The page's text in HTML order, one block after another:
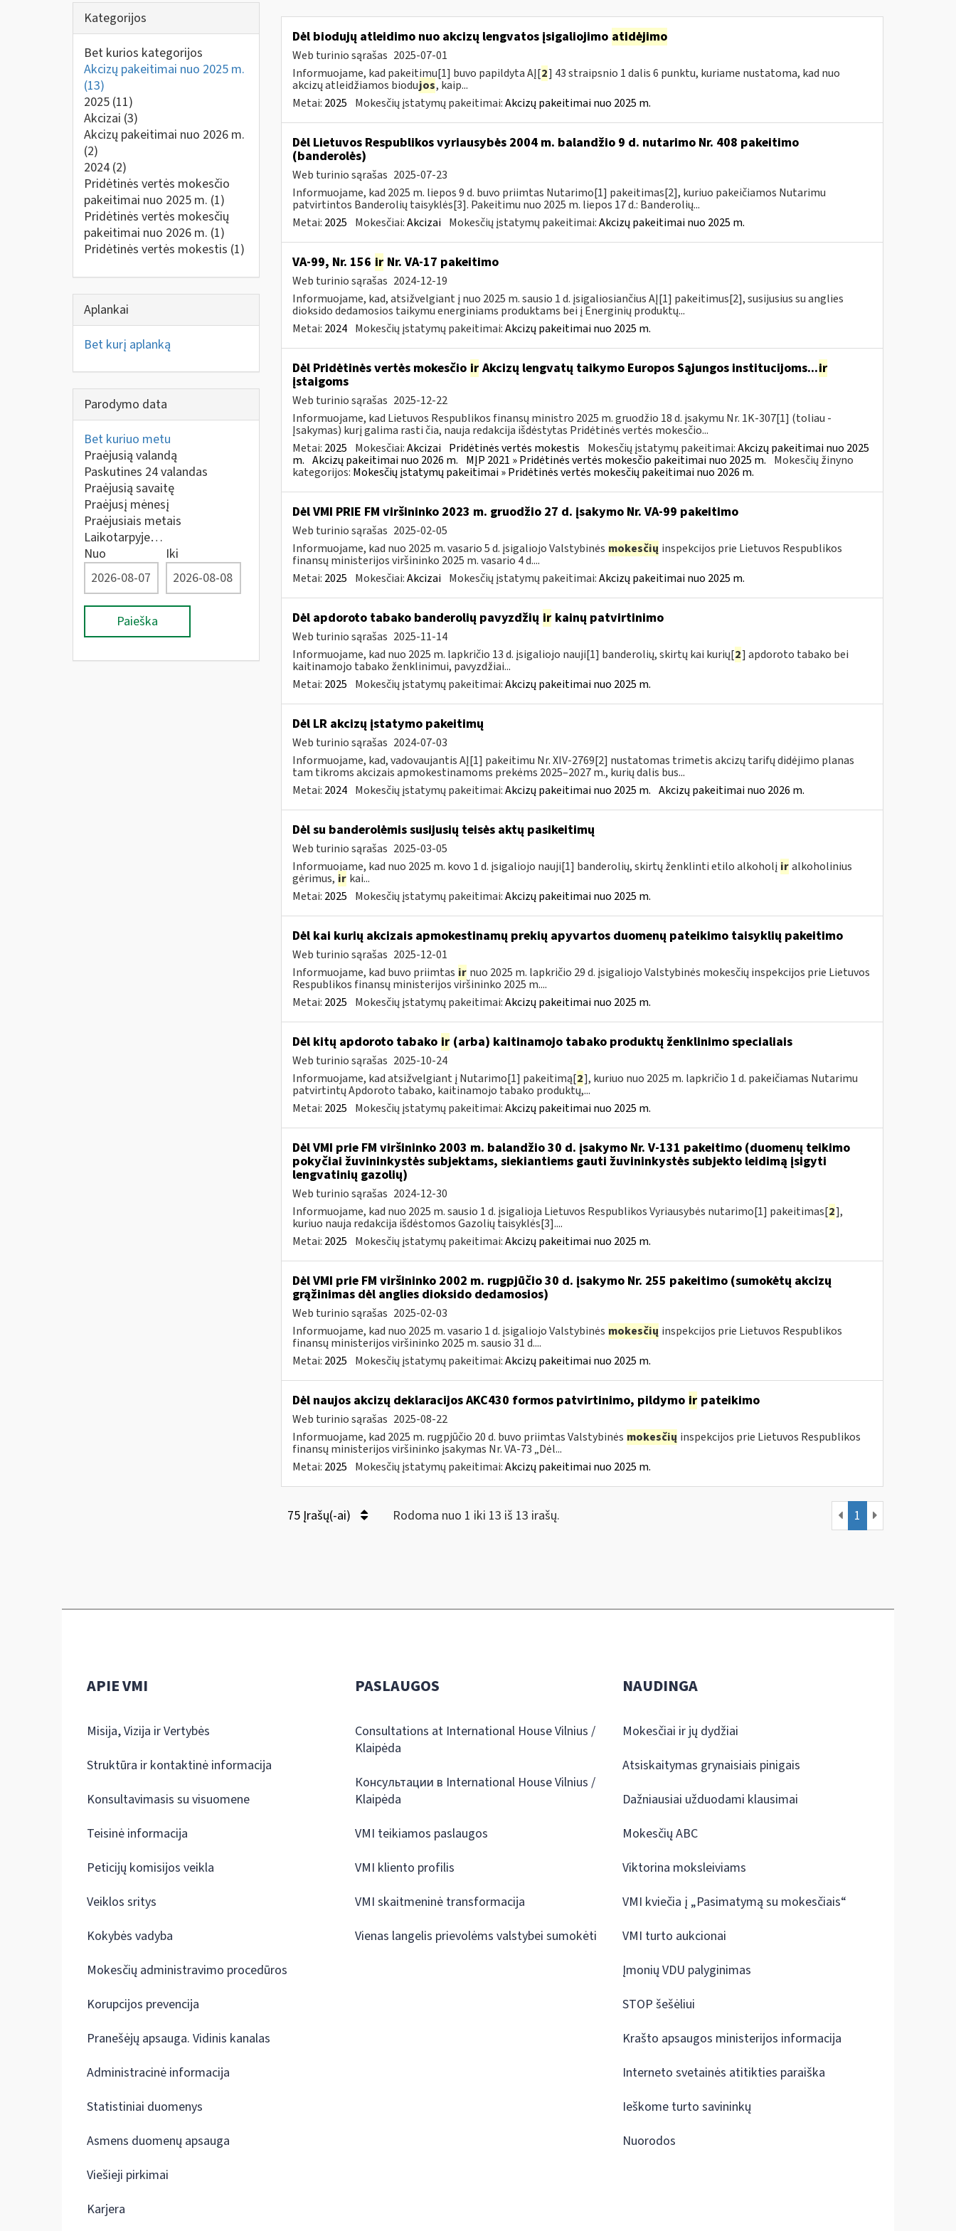
Kategorijos
Bet kurios kategorijos
Akcizų pakeitimai nuo 2025 m.
(13)
2025 (11)
Akcizai (3)
Akcizų pakeitimai nuo 2026 m.
(2)
2024 (2)
Pridėtinės vertės mokesčio
pakeitimai nuo 2025 m. (1)
Pridėtinės vertės mokesčių
pakeitimai nuo 2026 m. (1)
Pridėtinės vertės mokestis (1)
Aplankai
Bet kurį aplanką
Parodymo data
Bet kuriuo metu
Praėjusią valandą
Paskutines 24 valandas
Praėjusią savaitę
Praėjusį mėnesį
Praėjusiais metais
Laikotarpyje…
Nuo
Iki
Paieška
Dėl biodujų atleidimo nuo akcizų lengvatos įsigaliojimo atidėjimo
Web turinio sąrašas 2025-07-01
Informuojame, kad pakeitimu[1] buvo papildyta AĮ[2] 43 straipsnio 1 dalis 6 punktu, kuriame nustatoma, kad nuo
akcizų atleidžiamos biodujos, kaip...
Metai: 2025 Mokesčių įstatymų pakeitimai:Akcizų pakeitimai nuo 2025 m.
Dėl Lietuvos Respublikos vyriausybės 2004 m. balandžio 9 d. nutarimo Nr. 408 pakeitimo
(banderolės)
Web turinio sąrašas 2025-07-23
Informuojame, kad 2025 m. liepos 9 d. buvo priimtas Nutarimo[1] pakeitimas[2], kuriuo pakeičiamos Nutarimu
patvirtintos Banderolių taisyklės[3]. Pakeitimu nuo 2025 m. liepos 17 d.: Banderolių...
Metai: 2025 Mokesčiai:Akcizai Mokesčių įstatymų pakeitimai:Akcizų pakeitimai nuo 2025 m.
VA-99, Nr. 156 irNr. VA-17 pakeitimo
Web turinio sąrašas 2024-12-19
Informuojame, kad, atsižvelgiant į nuo 2025 m. sausio 1 d. įsigaliosiančius AĮ[1] pakeitimus[2], susijusius su anglies
dioksido dedamosios taikymu energiniams produktams bei į Energinių produktų...
Metai: 2024 Mokesčių įstatymų pakeitimai:Akcizų pakeitimai nuo 2025 m.
Dėl Pridėtinės vertės mokesčio irAkcizų lengvatų taikymo Europos Sąjungos institucijoms...ir
įstaigoms
Web turinio sąrašas 2025-12-22
Informuojame, kad Lietuvos Respublikos finansų ministro 2025 m. gruodžio 18 d. įsakymu Nr. 1K-307[1] (toliau -
Įsakymas) kurį galima rasti čia, nauja redakcija išdėstytas Pridėtinės vertės mokesčio...
Metai: 2025 Mokesčiai:Akcizai Pridėtinės vertės mokestis Mokesčių įstatymų pakeitimai:Akcizų pakeitimai nuo 2025
m. Akcizų pakeitimai nuo 2026 m. MĮP 2021 » Pridėtinės vertės mokesčio pakeitimai nuo 2025 m. Mokesčių žinyno
kategorijos: Mokesčių įstatymų pakeitimai » Pridėtinės vertės mokesčių pakeitimai nuo 2026 m.
Dėl VMI PRIE FM viršininko 2023 m. gruodžio 27 d. įsakymo Nr. VA-99 pakeitimo
Web turinio sąrašas 2025-02-05
Informuojame, kad nuo 2025 m. vasario 5 d. įsigaliojo Valstybinės mokesčių inspekcijos prie Lietuvos Respublikos
finansų ministerijos viršininko 2025 m. vasario 4 d....
Metai: 2025 Mokesčiai:Akcizai Mokesčių įstatymų pakeitimai:Akcizų pakeitimai nuo 2025 m.
Dėl apdoroto tabako banderolių pavyzdžių irkainų patvirtinimo
Web turinio sąrašas 2025-11-14
Informuojame, kad nuo 2025 m. lapkričio 13 d. įsigaliojo nauji[1] banderolių, skirtų kai kurių[2] apdoroto tabako bei
kaitinamojo tabako ženklinimui, pavyzdžiai...
Metai: 2025 Mokesčių įstatymų pakeitimai:Akcizų pakeitimai nuo 2025 m.
Dėl LR akcizų įstatymo pakeitimų
Web turinio sąrašas 2024-07-03
Informuojame, kad, vadovaujantis AĮ[1] pakeitimu Nr. XIV-2769[2] nustatomas trimetis akcizų tarifų didėjimo planas
tam tikroms akcizais apmokestinamoms prekėms 2025–2027 m., kurių dalis bus...
Metai: 2024 Mokesčių įstatymų pakeitimai:Akcizų pakeitimai nuo 2025 m. Akcizų pakeitimai nuo 2026 m.
Dėl su banderolėmis susijusių teisės aktų pasikeitimų
Web turinio sąrašas 2025-03-05
Informuojame, kad nuo 2025 m. kovo 1 d. įsigaliojo nauji[1] banderolių, skirtų ženklinti etilo alkoholį ir alkoholinius
gėrimus, ir kai...
Metai: 2025 Mokesčių įstatymų pakeitimai:Akcizų pakeitimai nuo 2025 m.
Dėl kai kurių akcizais apmokestinamų prekių apyvartos duomenų pateikimo taisyklių pakeitimo
Web turinio sąrašas 2025-12-01
Informuojame, kad buvo priimtas ir nuo 2025 m. lapkričio 29 d. įsigaliojo Valstybinės mokesčių inspekcijos prie Lietuvos
Respublikos finansų ministerijos viršininko 2025 m....
Metai: 2025 Mokesčių įstatymų pakeitimai:Akcizų pakeitimai nuo 2025 m.
Dėl kitų apdoroto tabako ir(arba) kaitinamojo tabako produktų ženklinimo specialiais
Web turinio sąrašas 2025-10-24
Informuojame, kad atsižvelgiant į Nutarimo[1] pakeitimą[2], kuriuo nuo 2025 m. lapkričio 1 d. pakeičiamas Nutarimu
patvirtintų Apdoroto tabako, kaitinamojo tabako produktų,...
Metai: 2025 Mokesčių įstatymų pakeitimai:Akcizų pakeitimai nuo 2025 m.
Dėl VMI prie FM viršininko 2003 m. balandžio 30 d. įsakymo Nr. V-131 pakeitimo (duomenų teikimo
pokyčiai žuvininkystės subjektams, siekiantiems gauti žuvininkystės subjekto leidimą įsigyti
lengvatinių gazolių)
Web turinio sąrašas 2024-12-30
Informuojame, kad nuo 2025 m. sausio 1 d. įsigalioja Lietuvos Respublikos Vyriausybės nutarimo[1] pakeitimas[2],
kuriuo nauja redakcija išdėstomos Gazolių taisyklės[3]....
Metai: 2025 Mokesčių įstatymų pakeitimai:Akcizų pakeitimai nuo 2025 m.
Dėl VMI prie FM viršininko 2002 m. rugpjūčio 30 d. įsakymo Nr. 255 pakeitimo (sumokėtų akcizų
grąžinimas dėl anglies dioksido dedamosios)
Web turinio sąrašas 2025-02-03
Informuojame, kad nuo 2025 m. vasario 1 d. įsigaliojo Valstybinės mokesčių inspekcijos prie Lietuvos Respublikos
finansų ministerijos viršininko 2025 m. sausio 31 d....
Metai: 2025 Mokesčių įstatymų pakeitimai:Akcizų pakeitimai nuo 2025 m.
Dėl naujos akcizų deklaracijos AKC430 formos patvirtinimo, pildymo irpateikimo
Web turinio sąrašas 2025-08-22
Informuojame, kad 2025 m. rugpjūčio 20 d. buvo priimtas Valstybinės mokesčių inspekcijos prie Lietuvos Respublikos
finansų ministerijos viršininko įsakymas Nr. VA-73 „Dėl...
Metai: 2025 Mokesčių įstatymų pakeitimai:Akcizų pakeitimai nuo 2025 m.
75 Įrašų(-ai) Rodoma nuo 1 iki 13 iš 13 irašų. 1
APIE VMI
Misija, Vizija ir Vertybės
Struktūra ir kontaktinė informacija
Konsultavimasis su visuomene
Teisinė informacija
Peticijų komisijos veikla
Veiklos sritys
Kokybės vadyba
Mokesčių administravimo procedūros
Korupcijos prevencija
Pranešėjų apsauga. Vidinis kanalas
Administracinė informacija
Statistiniai duomenys
Asmens duomenų apsauga
Viešieji pirkimai
Karjera
PASLAUGOS
Consultations at International House Vilnius /
Klaipėda
Консультации в International House Vilnius /
Klaipėda
VMI teikiamos paslaugos
VMI kliento profilis
VMI skaitmeninė transformacija
Vienas langelis prievolėms valstybei sumokėti
NAUDINGA
Mokesčiai ir jų dydžiai
Atsiskaitymas grynaisiais pinigais
Dažniausiai užduodami klausimai
Mokesčių ABC
Viktorina moksleiviams
VMI kviečia į „Pasimatymą su mokesčiais“
VMI turto aukcionai
Įmonių VDU palyginimas
STOP šešėliui
Krašto apsaugos ministerijos informacija
Interneto svetainės atitikties paraiška
Ieškome turto savininkų
Nuorodos